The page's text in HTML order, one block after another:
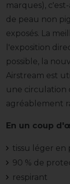
marques),
de peau non
exposés. La
l'exposition
possible, la
Airstream est
une circulation
agréablement
En un coup
tissu léger en
90 % de
respirant